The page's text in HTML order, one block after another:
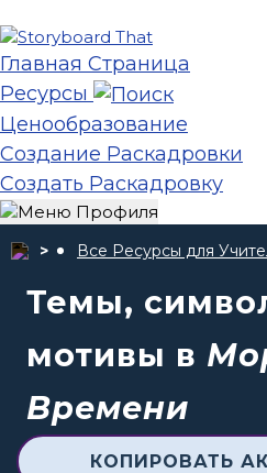
Главная Страница
Ресурсы
Ценообразование
Создание Раскадровки
Создать Раскадровку
Все Ресурсы для
Темы,
мотивы в
Времени
КОПИРОВАТЬ